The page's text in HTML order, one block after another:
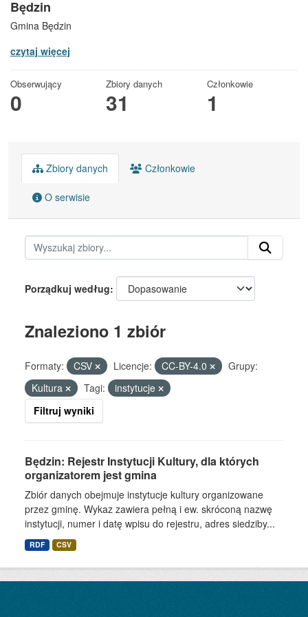
Będzin
Gmina Będzin
czytaj więcej
Obserwujący
0
Zbiory danych
31
Członkowie
1
Zbiory danych Członkowie
O serwisie
Porządkuj według
Znaleziono 1 zbiór
Formaty: CSV Licencje: CC-BY-4.0
Grupy:
Kultura
Tagi:
instytucje
Filtruj wyniki
Będzin: Rejestr Instytucji Kultury, dla których
organizatorem jest gmina
Zbiór danych obejmuje instytucje kultury organizowane
przez gminę. Wykaz zawiera pełną i ew. skróconą nazwę
instytucji, numer i datę wpisu do rejestru, adres siedziby...
RDF CSV